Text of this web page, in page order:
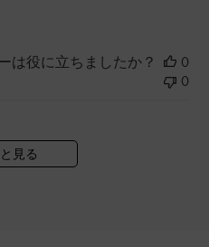
は役に立ちましたか？
0
0
見る